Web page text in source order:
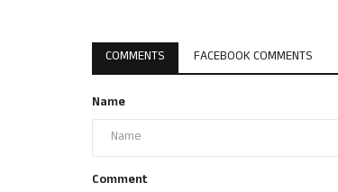
COMMENTS FACEBOOK COMMENTS
Name
Comment